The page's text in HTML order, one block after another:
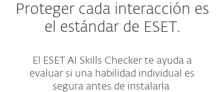
Proteger cada interacción es
el estándar de ESET.
El ESET AI Skills Checker te ayuda a
evaluar si una habilidad individual es
segura antes de instalarla.